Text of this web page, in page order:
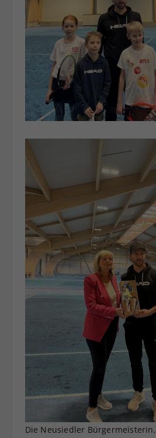
Die Neusiedler Bürgermeisterin,